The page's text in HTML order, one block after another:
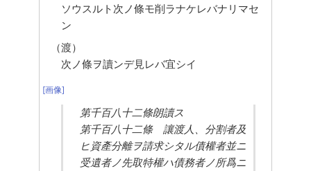
ソウスルト次ノ條モ削ラナケレバナリマセ
ン
（渡）
次ノ條ヲ讀ンデ見レバ宜シイ
[画像]
第千百八十二條朗讀ス
第千百八十二條　讓渡人、分割者及
ヒ資產分離ヲ請求シタル債權者並ニ
受遺者ノ先取特權ハ債務者ノ所爲ニ